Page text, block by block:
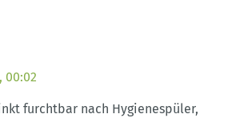
00:02
furchtbar nach Hygienespüler,